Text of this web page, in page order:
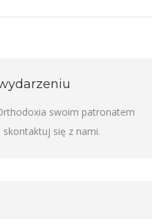
swoim patronatem
skontaktuj się z nami.